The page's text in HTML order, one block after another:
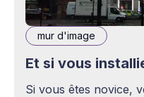
mur d'image
Et si vous
Si vous êtes novice,